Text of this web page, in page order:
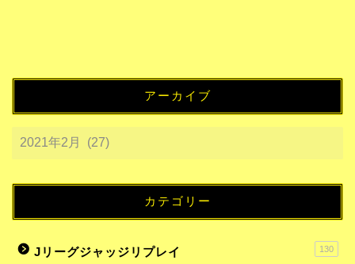
アーカイブ
カテゴリー
Jリーグジャッジリプレイ 130